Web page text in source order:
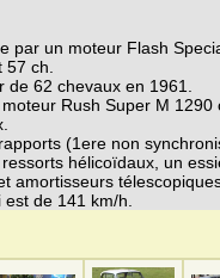
par un moteur Flash
57 ch.
de 62 chevaux en 1961.
Rush Super M 1290
(1ere non
hélicoïdaux, un
amortisseurs
est de 141 km/h.